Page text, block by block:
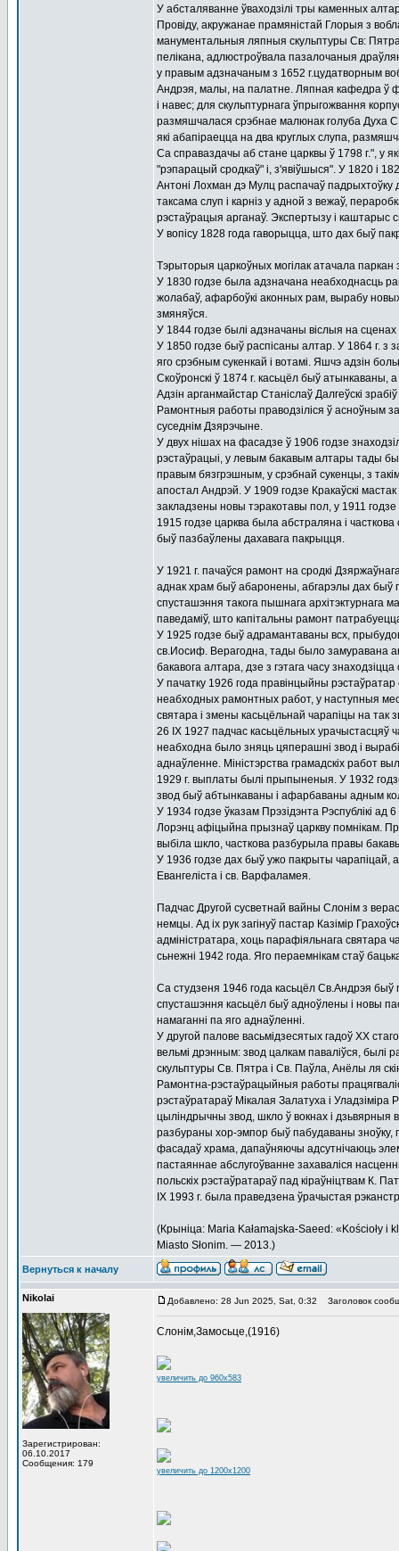
У абсталяванне ўваходзілі тры каменных
Провіду, акружанае прамяністай Глорыя з
манументальныя ляпныя скульптуры Св: Пятра
пелікана, адлюстроўвала пазалочаныя
у правым адзначаным з 1652 г.цудатворным
Андрэя, малы, на палатне. Ляпная кафедра ў
і навес; для скульптурнага ўпрыгожвання
размяшчалася срэбнае малюнак голуба Духа
які абапіраецца на два круглых слупа,
Са справаздачы аб стане царквы ў 1798 г.", у
"рэпарацый сродкаў" і, з'явіўшыся". У 1820 і
Антоні Лохман дэ Мулц распачаў падрыхтоўку
таксама слуп і карніз у адной з вежаў,
рэстаўрацыя арганаў. Экспертызу і каштарыс
У вопісу 1828 года гаворыцца, што дах быў
Тэрыторыя царкоўных могілак атачала паркан
У 1830 годзе была адзначана неабходнасць
жолабаў, афарбоўкі аконных рам, вырабу
змяняўся.
У 1844 годзе былі адзначаны віслыя на
У 1850 годзе быў распісаны алтар. У 1864 г. з
яго срэбным сукенкай і вотамі. Яшчэ адзін
Скоўронскі ў 1874 г. касьцёл быў атынкаваны,
Адзін арганмайстар Станіслаў Далгеўскі
Рамонтныя работы праводзіліся ў асноўным
суседнім Дзярэчыне.
У двух нішах на фасадзе ў 1906 годзе
рэстаўрацыі, у левым бакавым алтары тады
правым бязгрэшным, у срэбнай сукенцы, з
апостал Андрэй. У 1909 годзе Кракаўскі
закладзены новы тэракотавы пол, у 1911
1915 годзе царква была абстраляна і
быў пазбаўлены дахавага пакрыцця.
У 1921 г. пачаўся рамонт на сродкі
аднак храм быў абаронены, абгарэлы дах быў
спусташэння такога пышнага архітэктурнага
паведаміў, што капітальны рамонт
У 1925 годзе быў адрамантаваны всх,
св.Иосиф. Верагодна, тады было замуравана
бакавога алтара, дзе з гэтага часу
У пачатку 1926 года правінцыйны
неабходных рамонтных работ, у наступныя
святара і змены касьцёльнай чарапіцы на так
26 IX 1927 падчас касьцёльных урачыстасцяў
неабходна было зняць цяперашні звод і
аднаўленне. Міністэрства грамадскіх работ
1929 г. выплаты былі прыпыненыя. У 1932
звод быў абтынкаваны і афарбаваны адным
У 1934 годзе ўказам Прэзідэнта Рэспублікі
Лорэнц афіцыйна прызнаў царкву помнікам.
выбіла шкло, часткова разбурыла правы
У 1936 годзе дах быў ужо пакрыты чарапіцай,
Евангеліста і св. Варфаламея.
Падчас Другой сусветнай вайны Слонім з
немцы. Ад іх рук загінуў пастар Казімір
адміністратара, хоць парафіяльнага
сьнежні 1942 года. Яго пераемнікам стаў
Са студзеня 1946 года касьцёл Св.Андрэя
спусташэння касьцёл быў адноўлены і новы
намаганні па яго аднаўленні.
У другой палове васьмідзесятых гадоў XX
вельмі дрэнным: звод цалкам паваліўся, былі
скульптуры Св. Пятра і Св. Паўла, Анёлы ля
Рамонтна-рэстаўрацыйныя работы
рэстаўратараў Мікалая Залатуха і
цыліндрычны звод, шкло ў вокнах і
разбураны хор-эмпор быў пабудаваны зноўку,
фасадаў храма, дапаўняючы адсутнічаюць
пастаяннае абслугоўванне захаваліся
польскіх рэстаўратараў пад кіраўніцтвам К.
IX 1993 г. была праведзена ўрачыстая
(Крыніца: Maria Kałamajska-Saeed: «Kościoły
Miasto Słonim. — 2013.)
Вернуться к началу
Nikolai
Зарегистрирован:
06.10.2017
Сообщения: 179
Добавлено: 28 Jun 2025, Sat, 0:32 Заголовок
Слонім,Замосьце,(1916)
увеличить до 960x583
увеличить до 1200x1200